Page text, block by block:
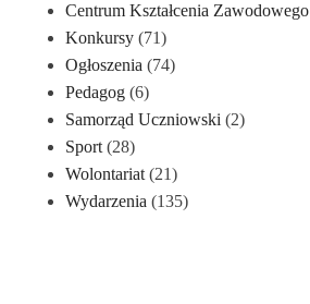
Centrum Kształcenia Zawodowego
Konkursy (71)
Ogłoszenia (74)
Pedagog (6)
Samorząd Uczniowski (2)
Sport (28)
Wolontariat (21)
Wydarzenia (135)